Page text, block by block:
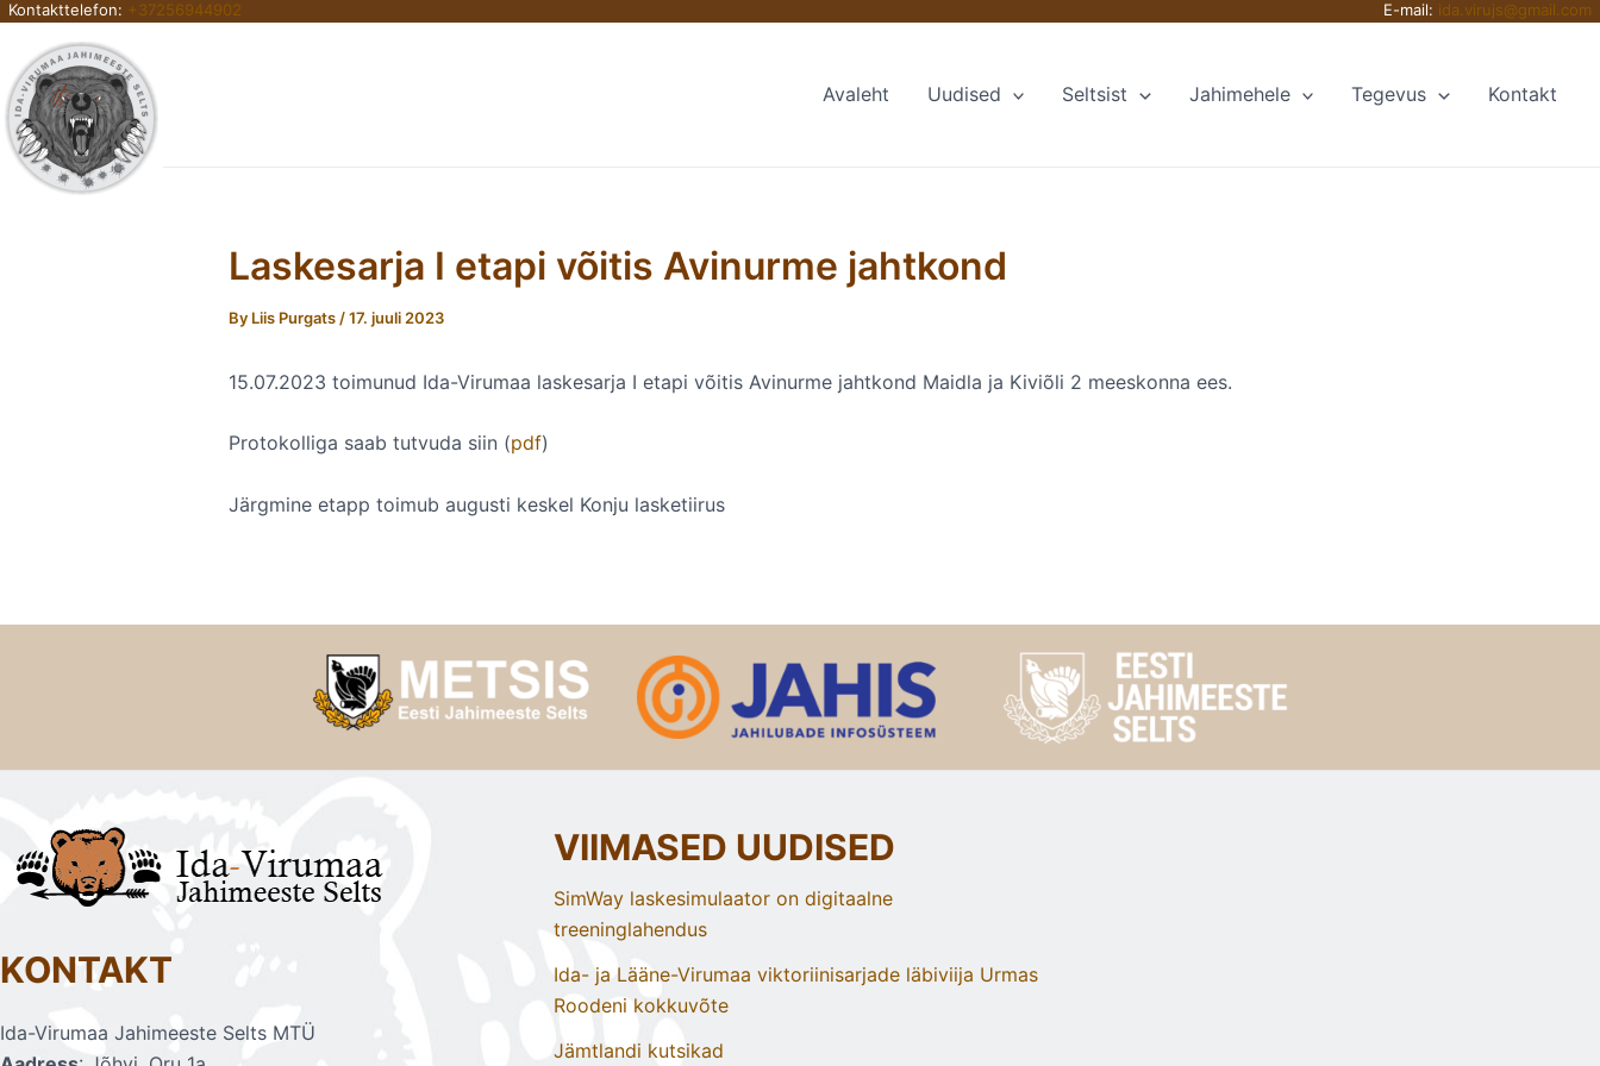
Skip
content
Kontakttelefon: +37256944902 E-mail: ida.virujs@gmail.com
Avaleht Uudised Seltsist Jahimehele Tegevus Kontakt
Laskesarja I etapi võitis Avinurme jahtkond
By Liis Purgats /17. juuli 2023
15.07.2023 toimunud Ida-Virumaa laskesarja I etapi võitis Avinurme jahtkond Maidla ja Kiviõli 2 meeskonna ees.
Protokolliga saab tutvuda siin (pdf)
Järgmine etapp toimub augusti keskel Konju lasketiirus
KONTAKT
Ida-Virumaa Jahimeeste Selts MTÜ
VIIMASED UUDISED
SimWay laskesimulaator on digitaalne
treeninglahendus
Ida- ja Lääne-Virumaa viktoriinisarjade läbiviija Urmas
Roodeni kokkuvõte
Jämtlandi kutsikad